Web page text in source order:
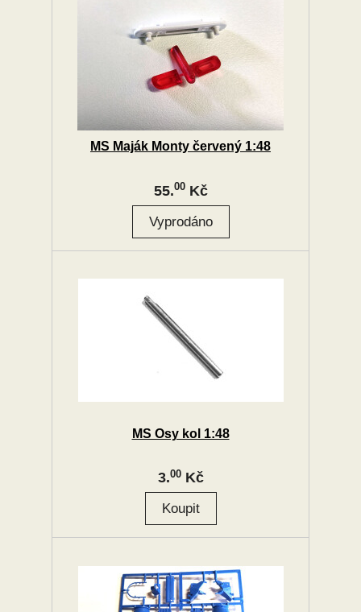
MS Maják Monty červený 1:48
55.00Kč
MS Osy kol 1:48
3.00Kč